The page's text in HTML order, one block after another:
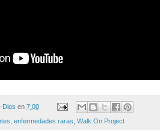
Dios en 7:00
enfermedades raras Walk On Project